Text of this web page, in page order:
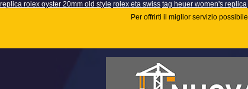
replica rolex oyster 20mm old style rolex eta swiss tag heuer women's replica
Per offrirti il miglior servizio